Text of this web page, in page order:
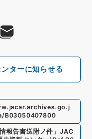
ターに知らせる
B03050407800
報告書送附ノ件 」 JAC